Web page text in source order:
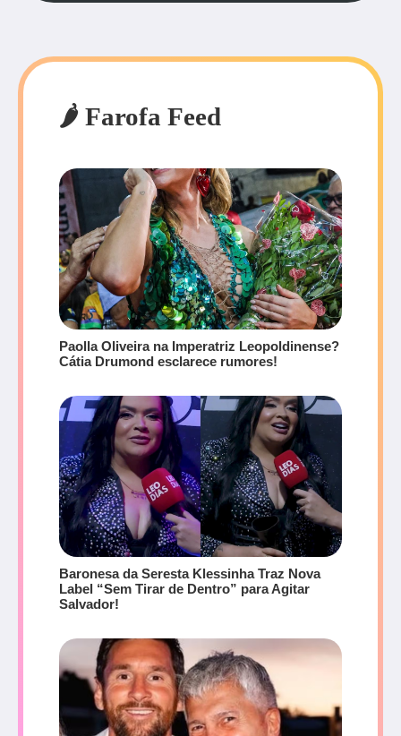
🌶️ Farofa Feed
Paolla Oliveira na Imperatriz Leopoldinense?
Cátia Drumond esclarece rumores!
Baronesa da Seresta Klessinha Traz Nova
Label “Sem Tirar de Dentro” para Agitar
Salvador!